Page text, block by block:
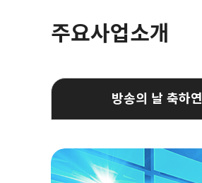
주요사업소개
방송의 날 축하연